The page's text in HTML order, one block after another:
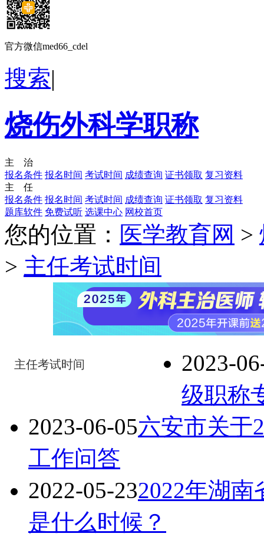
官方微信med66_cdel
搜索|
烧伤外科学职称
主 治
报名条件 报名时间 考试时间 成绩查询 证书领取 复习资料
主 任
报名条件 报名时间 考试时间 成绩查询 证书领取 复习资料
题库软件 免费试听 选课中心 网校首页
您的位置： 医学教育网 >
> 主任考试时间
主任考试时间
2023-
级职称
2023-06-05六安市关于
工作问答
2022-05-232022年湖
是什么时候？